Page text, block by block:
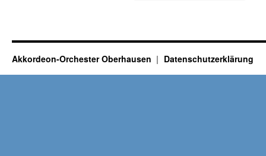
Akkordeon-Orchester Oberhausen Datenschutzerklärung